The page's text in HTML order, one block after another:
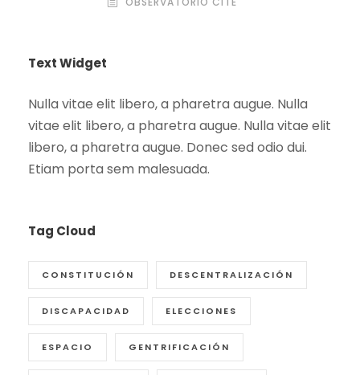
Text Widget
Nulla vitae elit libero, a pharetra augue. Nulla
vitae elit libero, a pharetra augue. Nulla vitae elit
libero, a pharetra augue. Donec sed odio dui.
Etiam porta sem malesuada.
Tag Cloud
CONSTITUCIÓN DESCENTRALIZACIÓN
DISCAPACIDAD ELECCIONES
ESPACIO GENTRIFICACIÓN